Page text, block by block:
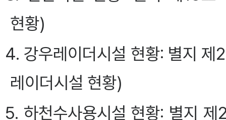
현황)
4. 강우레이더시설 현황: 별지 제
레이더시설 현황)
5. 하천수사용시설 현황: 별지 제